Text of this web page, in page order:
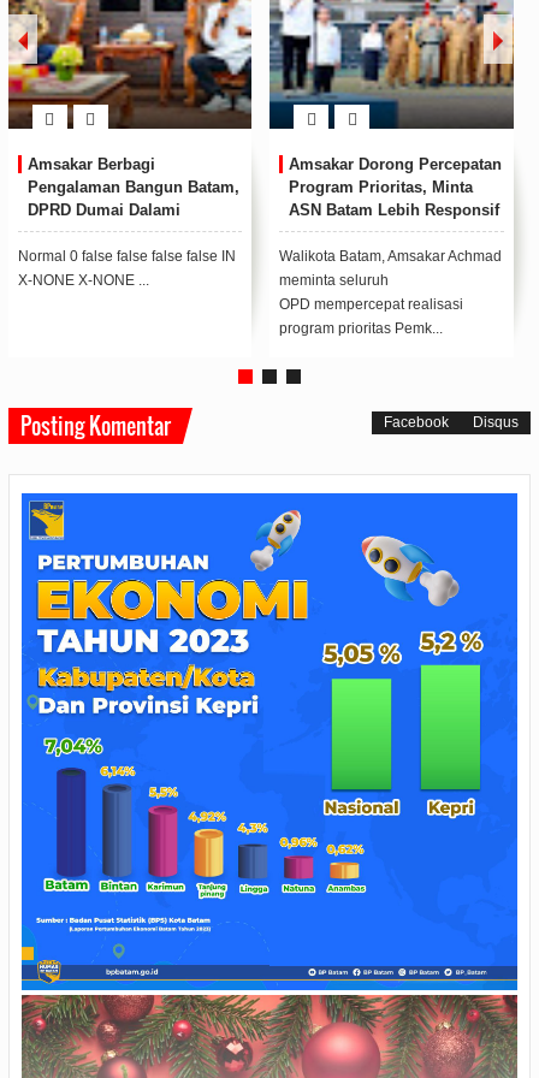
Di Balik Kesibukan
Memimpin Batam, Amsakar
Dapat Kejutan Hangat di
Ulang Tahun ke-58
Sejumlah pejabat Forkopimda
Batam bersama Wali Kota Batam,
Amsakar Lantik Panglima
Sambang Kota Batam, Ajak
Organisasi Adat Perkuat
Persatuan
Walikota Batam, Amsakar
Achmad penyerahan pataka
kepada Panglima Sambang Kota
Batam yang baru,&...
Posting Komentar Facebook Disqus